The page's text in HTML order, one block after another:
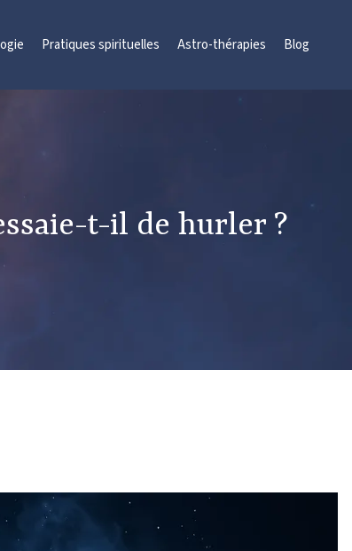
Pratiques spirituelles Astro-thérapies Blog
t-il de hurler ?